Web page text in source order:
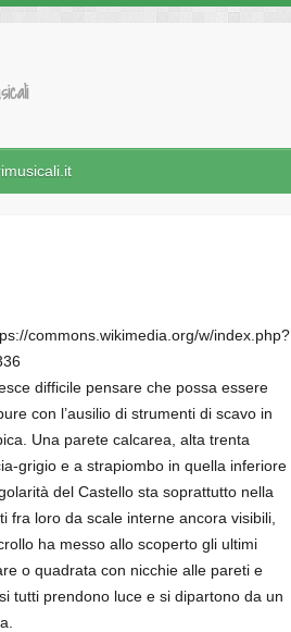
commons.wikimedia.org/w/index.php?
difficile pensare che possa essere
con l’ausilio di strumenti di scavo in
Una parete calcarea, alta trenta
grigio e a strapiombo in quella inferiore
del Castello sta soprattutto nella
fra loro da scale interne ancora visibili,
ha messo allo scoperto gli ultimi
o quadrata con nicchie alle pareti e
tutti prendono luce e si dipartono da un